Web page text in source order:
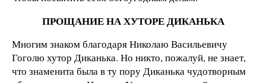
ПРОЩАНИЕ НА ХУТОРЕ ДИКАНЬКА
Многим знаком благодаря Николаю Васильевичу
Гоголю хутор Диканька. Но никто, пожалуй, не знает,
что знаменита была в ту пору Диканька чудотворным